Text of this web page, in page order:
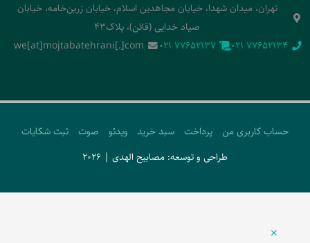
تهران، میدان شهدا، خیابان مجاهدین اسلام، خیابان زرین‌خامه، خیابان
صیاد خدایی (قائن)، پلاک43
‭021 77652134‬
‭021 77652137‬
we[at]mojtabatehrani[.]com
حساب کاربری من پرداخت سبد خرید ویدئو صوت
ثبت شکایات
طراحی و توسعه: مصابیح الهدی | 2026